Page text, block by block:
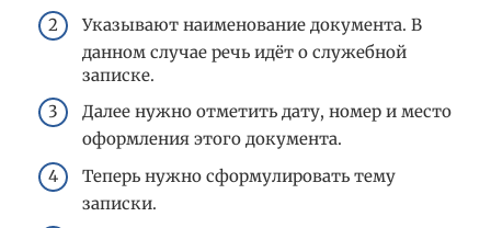
Указывают наименование документа. В
данном случае речь идёт о служебной
записке.
Далее нужно отметить дату, номер и место
оформления этого документа.
Теперь нужно сформулировать тему
записки.